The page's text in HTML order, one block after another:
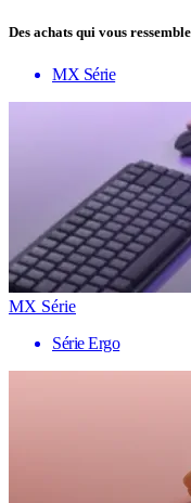
Des achats qui vous
MX Série
MX Série
Série Ergo